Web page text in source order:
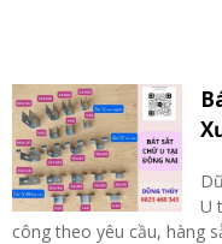
U
công theo yêu cầu, hàng